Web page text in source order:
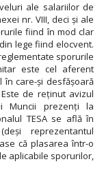
ale salariilor de
nr. VIII, deci și ale
fiind în mod clar
lege fiind elocvent.
sporurile
este cel aferent
în care-și desfășoară
de reținut avizul
Muncii prezenți la
TESA se află în
reprezentantul
că plasarea într-o
aplicabile sporurilor,